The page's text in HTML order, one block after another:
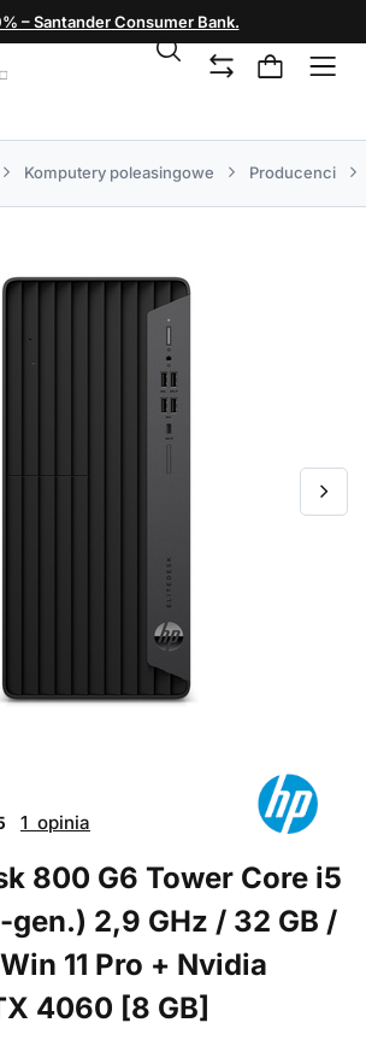
– Santander Consumer Bank.
Komputery poleasingowe Producenci
1 opinia
800 G6 Tower Core i5
gen.) 2,9 GHz / 32 GB /
11 Pro + Nvidia
4060 [8 GB]